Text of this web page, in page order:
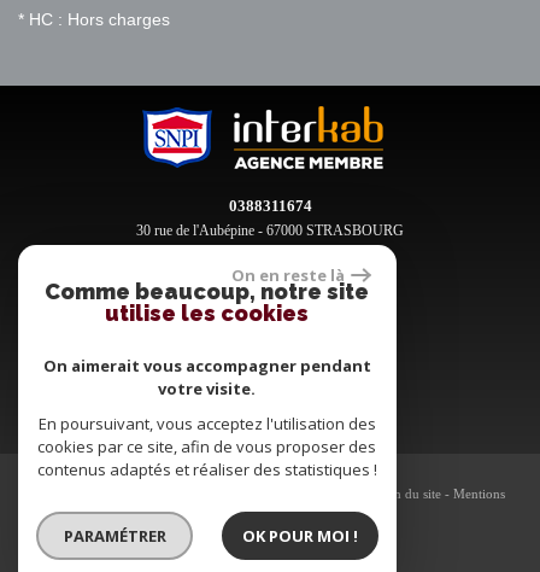
* HC : Hors charges
0388311674
30 rue de l'Aubépine - 67000 STRASBOURG
Espace propriétaires
Plan du site - Mentions
légales-Nos honoraires-Partenaires -Admin
On en reste là
Comme beaucoup, notre site
utilise les cookies
On aimerait vous accompagner pendant
votre visite.
En poursuivant, vous acceptez l'utilisation des
cookies par ce site, afin de vous proposer des
contenus adaptés et réaliser des statistiques !
PARAMÉTRER OK POUR MOI !